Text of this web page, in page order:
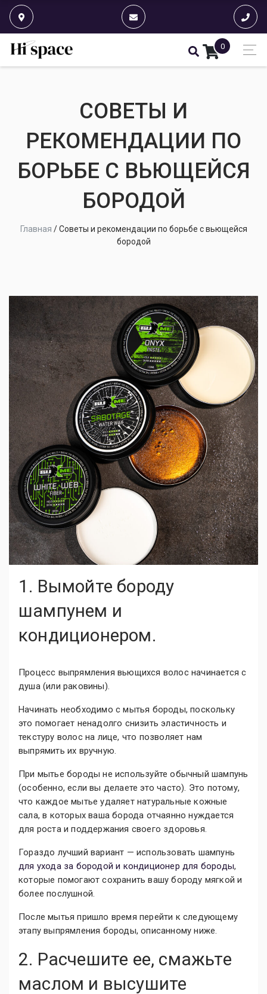
0
СОВЕТЫ И
РЕКОМЕНДАЦИИ ПО
БОРЬБЕ С ВЬЮЩЕЙСЯ
БОРОДОЙ
Главная /Советы и рекомендации по борьбе с вьющейся
бородой
1. Вымойте бороду
шампунем и
кондиционером.
Процесс выпрямления вьющихся волос начинается с
душа (или раковины).
Начинать необходимо с мытья бороды, поскольку
это помогает ненадолго снизить эластичность и
текстуру волос на лице, что позволяет нам
выпрямить их вручную.
При мытье бороды не используйте обычный шампунь
(особенно, если вы делаете это часто). Это потому,
что каждое мытье удаляет натуральные кожные
сала, в которых ваша борода отчаянно нуждается
для роста и поддержания своего здоровья.
Гораздо лучший вариант — использовать шампунь
для ухода за бородой и кондиционер для бороды,
которые помогают сохранить вашу бороду мягкой и
более послушной.
После мытья пришло время перейти к следующему
этапу выпрямления бороды, описанному ниже.
2. Расчешите ее, смажьте
маслом и высушите